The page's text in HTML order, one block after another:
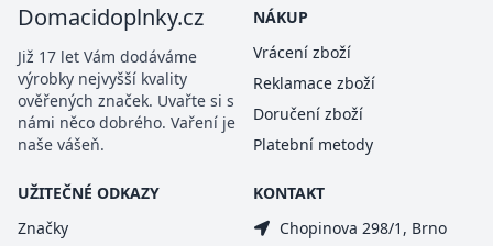
Domacidoplnky.cz
Již 17 let Vám dodáváme
výrobky nejvyšší kvality
ověřených značek. Uvařte si s
námi něco dobrého. Vaření je
naše vášeň.
NÁKUP
Vrácení zboží
Reklamace zboží
Doručení zboží
Platební metody
UŽITEČNÉ ODKAZY
Značky
KONTAKT
Chopinova 298/1, Brno